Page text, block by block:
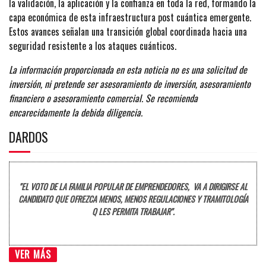
capa económica de esta infraestructura post cuántica emergente.
Estos avances señalan una transición global coordinada hacia una
seguridad resistente a los ataques cuánticos.
La información proporcionada en esta noticia no es una solicitud de
inversión, ni pretende ser asesoramiento de inversión, asesoramiento
financiero o asesoramiento comercial. Se recomienda
encarecidamente la debida diligencia.
DARDOS
"EL VOTO DE LA FAMILIA POPULAR DE EMPRENDEDORES, VA A DIRIGIRSE AL
CANDIDATO QUE OFREZCA MENOS, MENOS REGULACIONES Y TRAMITOLOGÍA
Q LES PERMITA TRABAJAR".
VER MÁS